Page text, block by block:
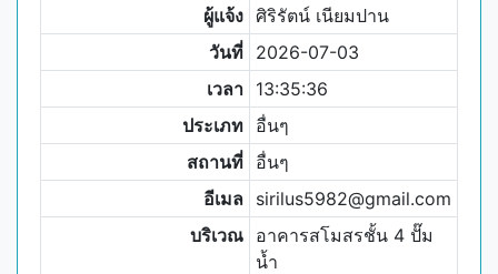
ผู้แจ้ง ศิริรัตน์ เนียมปาน
วันที่ 2026-07-03
เวลา 13:35:36
ประเภท อื่นๆ
สถานที่ อื่นๆ
อีเมล sirilus5982@gmail.com
บริเวณ อาคารสโมสรชั้น 4 ปั๊ม
น้ำ